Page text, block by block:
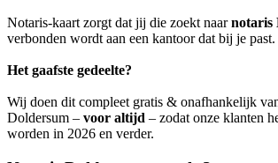
Notaris-kaart zorgt dat jij die zoekt naarnotaris
verbonden wordt aan een kantoor dat bij je past.
Het gaafste gedeelte?
Wij doen dit compleet gratis & onafhankelijk
Doldersum – voor altijd – zodat onze klanten
worden in 2026 en verder.